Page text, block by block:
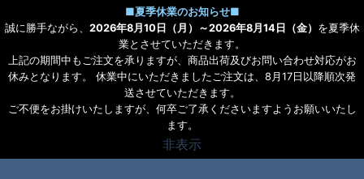
■夏季休業のお知らせ■
誠に勝手ながら、 2026年8月10日（月）～2026年8月14日（金） を夏季休
業とさせていただきます。
上記の期間中もご注文を承りますが、商品出荷及びお問い合わせ対応がお
休みとなります。 休業中にいただきましたご注文は、8月17日以降順次発
送させていただきます。
ご不便をお掛けいたしますが、何卒ご了承くださいますようお願いいたし
ます。
非表示